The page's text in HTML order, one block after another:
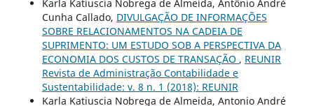
Karla Katiuscia Nobrega de Almeida, Antônio André
Cunha Callado, DIVULGAÇÃO DE INFORMAÇÕES
SOBRE RELACIONAMENTOS NA CADEIA DE
SUPRIMENTO: UM ESTUDO SOB A PERSPECTIVA DA
ECONOMIA DOS CUSTOS DE TRANSAÇÃO , REUNIR
Revista de Administração Contabilidade e
Sustentabilidade: v. 8 n. 1 (2018): REUNIR
Karla Katiuscia Nobrega de Almeida, Antonio André